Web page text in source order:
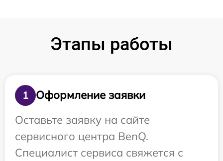
Этапы работы
1
Оформление заявки
Оставьте заявку на сайте
сервисного центра BenQ.
Специалист сервиса свяжется с